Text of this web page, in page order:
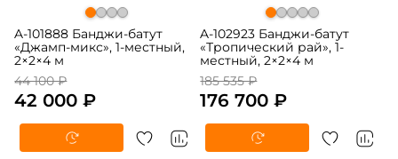
A-101888 Банджи-батут
«Джамп-микс», 1-местный,
2×2×4 м
44 100 ₽
42 000 ₽
A-102923 Банджи-батут
«Тропический рай», 1-
местный, 2×2×4 м
185 535 ₽
176 700 ₽